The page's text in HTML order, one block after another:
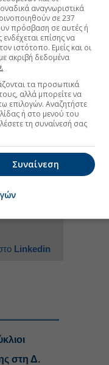
κρατώντας τα
που είναι η
πόσο
την
μεγάλες
και
Euro2day.gr
Linkedin
στη Δ.
αναγνωριστικά
σε 237
πρόσβαση σε αυτές ή
επίσης να
ιστότοπο. Εμείς και οι
ακριβή δεδομένα
τα προσωπικά
αλλά μπορείτε να
επιλογών. Αναζητήστε
ή στο μενού του
τη συναίνεσή σας
Συναίνεση